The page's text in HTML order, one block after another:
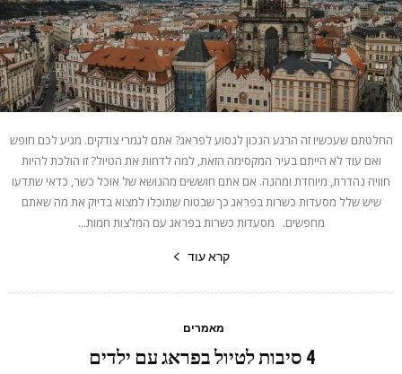
החלטתם שעכשיו זה הרגע הנכון לנסוע לפראג? אתם לגמרי צודקים. מגיע לכם חופש
ואם עוד לא הייתם בעיר המקסימה הזאת, למה לדחות את הטיול? זו הולכת להיות
חוויה נהדרת, מיוחדת ומהנה. אם אתם חוששים מהנושא של אוכל כשר, כדאי שתדעו
שיש שלל מסעדות כשרות בפראג כך שבטוח שתוכלו למצוא בדיוק את מה שאתם
מחפשים. מסעדות כשרות בפראג עם המלצות חמות...
קרא עוד
מאמרים
4 סיבות לטיול בפראג עם ילדים